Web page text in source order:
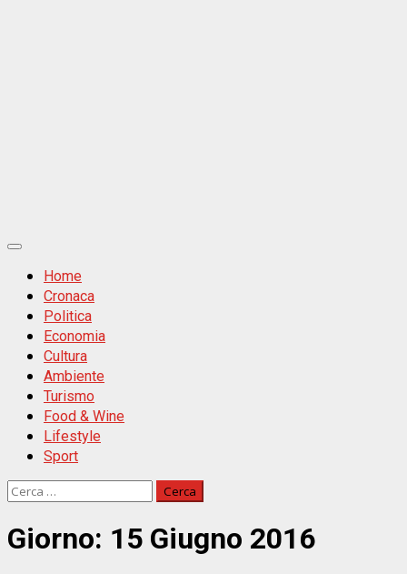
Primäres
MenüHome
Cronaca
Politica
Economia
Cultura
Ambiente
Turismo
Food & Wine
Lifestyle
Sport
Ricerca
Giorno: 15 Giugno 2016